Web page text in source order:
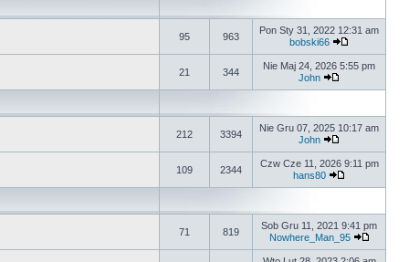
95 963
Pon Sty 31, 2022 12:31 am
bobski66
21 344
Nie Maj 24, 2026 5:55 pm
John
212 3394
Nie Gru 07, 2025 10:17 am
John
109 2344
Czw Cze 11, 2026 9:11 pm
hans80
71 819
Sob Gru 11, 2021 9:41 pm
Nowhere_Man_95